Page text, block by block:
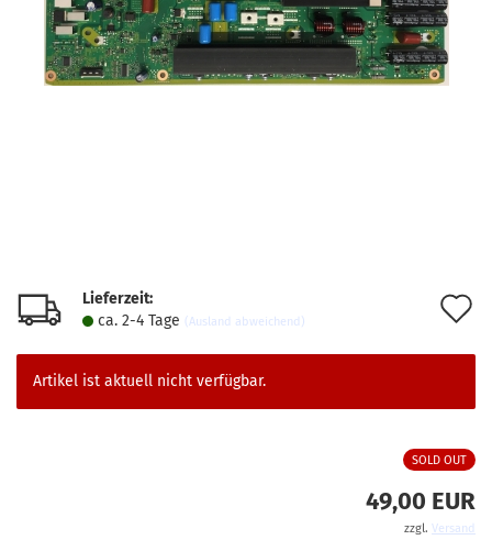
Lieferzeit:
ca. 2-4 Tage (Ausland abweichend)
Artikel ist aktuell nicht verfügbar.
SOLD OUT
49,00 EUR
zzgl. Versand